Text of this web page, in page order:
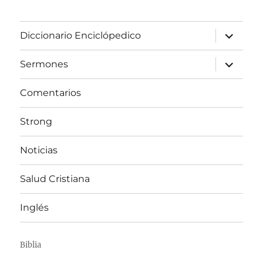
Diccionario Enciclópedico
expandir
el
menú
inferior
Sermones
expandir
el
menú
Comentarios
Strong
Noticias
Salud Cristiana
Inglés
Biblia